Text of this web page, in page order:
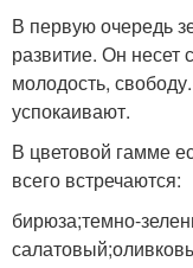
В первую очередь
развитие. Он несет
молодость,
успокаивают.
В цветовой гамме
всего встречаются:
бирюза;темно-